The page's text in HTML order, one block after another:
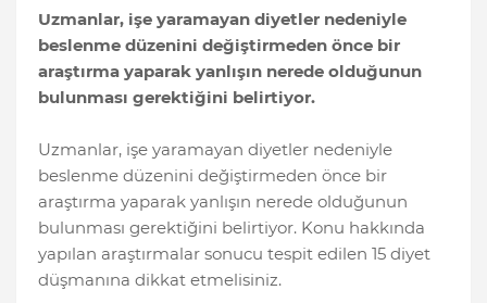
Uzmanlar, işe yaramayan diyetler nedeniyle
beslenme düzenini değiştirmeden önce bir
araştırma yaparak yanlışın nerede olduğunun
bulunması gerektiğini belirtiyor.
Uzmanlar, işe yaramayan diyetler nedeniyle
beslenme düzenini değiştirmeden önce bir
araştırma yaparak yanlışın nerede olduğunun
bulunması gerektiğini belirtiyor. Konu hakkında
yapılan araştırmalar sonucu tespit edilen 15 diyet
düşmanına dikkat etmelisiniz.